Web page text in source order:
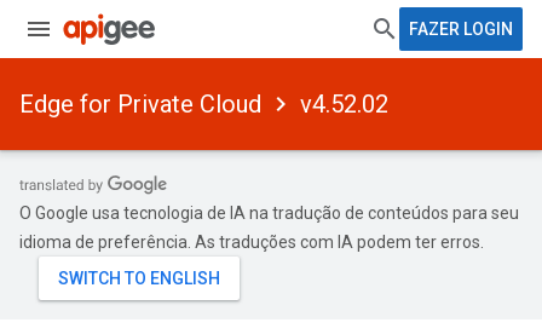
FAZER LOGIN
Edge for Private Cloud v4.52.02
O Google usa tecnologia de IA na tradução de conteúdos para seu
idioma de preferência. As traduções com IA podem ter erros.